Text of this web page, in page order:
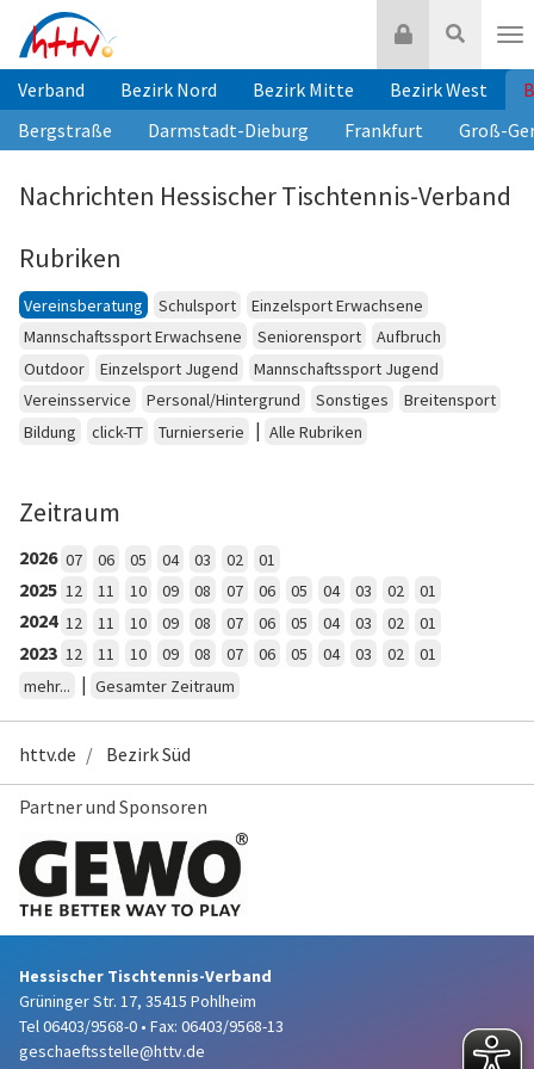
Inhalt
springen
Suche
Login
Verband Bezirk Nord Bezirk Mitte Bezirk West
Bergstraße
Darmstadt-Dieburg Frankfurt Groß-
Nachrichten Hessischer Tischtennis-Verband
Rubriken
Vereinsberatung Schulsport
Einzelsport Erwachsene
Mannschaftssport Erwachsene
Seniorensport
Aufbruch
Outdoor
Einzelsport Jugend
Mannschaftssport Jugend
Vereinsservice
Personal/Hintergrund Sonstiges
Breitensport
Bildung
click-TT Turnierserie | Alle Rubriken
Zeitraum
2026 07 06 05 04 03 02 01
2025 12 11 10 09 08 07 06 05 04 03 02 01
2024 12 11 10 09 08 07 06 05 04 03 02 01
2023 12 11 10 09 08 07 06 05 04 03 02
01
mehr...
| Gesamter Zeitraum
httv.de Bezirk Süd
Partner und Sponsoren
Hessischer Tischtennis-Verband
Grüninger Str. 17, 35415 Pohlheim
Tel 06403/9568-0 • Fax: 06403/9568-13
geschaeftsstelle@httv.de